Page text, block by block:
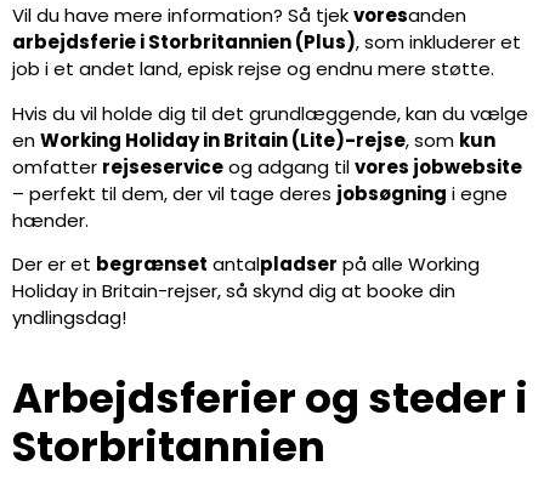
Vil du have mere information? Så tjekvoresanden
arbejdsferie i Storbritannien (Plus), som inkluderer et
job i et andet land, episk rejse og endnu mere støtte.
Hvis du vil holde dig til det grundlæggende, kan du vælge
enWorking Holiday in Britain (Lite)-rejse, som kun
omfatter rejseserviceog adgang tilvores jobwebsite
– perfekt til dem, der vil tage deres jobsøgning i egne
hænder.
Der er et begrænset antalpladser på alle Working
Holiday in Britain-rejser, så skynd dig at booke din
yndlingsdag!
Arbejdsferier og steder i
Storbritannien